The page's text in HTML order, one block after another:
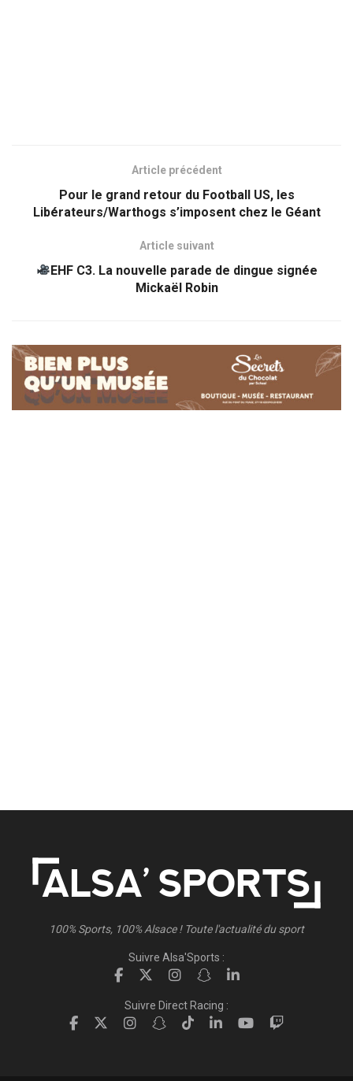
Article précédent
Pour le grand retour du Football US, les
Libérateurs/Warthogs s’imposent chez le Géant
Article suivant
EHF C3. La nouvelle parade de dingue signée
Mickaël Robin
100% Sports, 100% Alsace ! Toute l'actualité du sport
Suivre Alsa'Sports :
Suivre Direct Racing :